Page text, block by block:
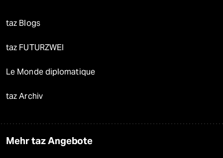
taz Blogs
taz FUTURZWEI
Le Monde diplomatique
taz Archiv
Mehr taz Angebote